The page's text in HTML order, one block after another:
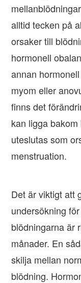
alltid tecken på
orsaker till
hormonell
annan
myom eller
finns det
kan ligga
uteslutas som
menstruation.
Det är viktigt att
undersökning
blödningarna är
månader. En
skilja mellan
blödning.